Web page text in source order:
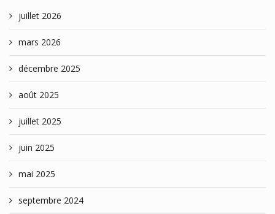
juillet 2026
mars 2026
décembre 2025
août 2025
juillet 2025
juin 2025
mai 2025
septembre 2024